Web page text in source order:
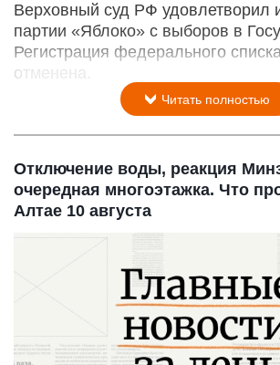
Верховный суд РФ удовлетворил
партии «Яблоко» с выборов в
Регистрация федерального
отменена.
Читать полностью
Отключение воды, реакция
очередная многоэтажка. Что
Алтае 10 августа